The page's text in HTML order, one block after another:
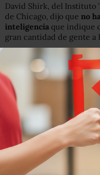
David Shirk, del Instituto
de Chicago, dijo que no
inteligencia que indique
gran cantidad de gente a
“Sabemos muy poco de
cárteles al norte de la
ser cuidadosos con las
Estadísticas de la
DEA
de los carteles en las
2008 unas 230
presencia de los cárteles.
2011, el año más reciente
Parte de ese aumento,
consecuencia de que